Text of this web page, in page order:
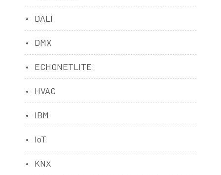
DALI
DMX
ECHONETLITE
HVAC
IBM
IoT
KNX